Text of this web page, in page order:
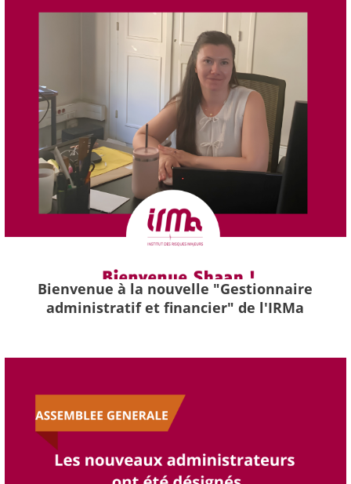
Bienvenue à la nouvelle "Gestionnaire
administratif et financier" de l'IRMa